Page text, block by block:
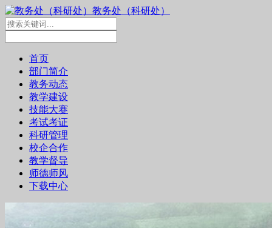
教务处（科研处）
首页
部门简介
教务动态
教学建设
技能大赛
考试考证
科研管理
校企合作
教学督导
师德师风
下载中心